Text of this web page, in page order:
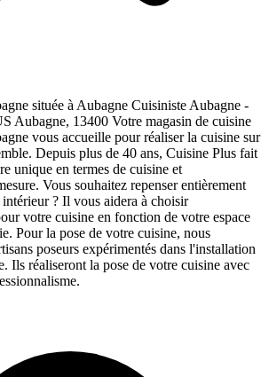
située à Aubagne Cuisiniste Aubagne -
Aubagne, 13400 Votre magasin de cuisine
vous accueille pour réaliser la cuisine sur
Depuis plus de 40 ans, Cuisine Plus fait
unique en termes de cuisine et
Vous souhaitez repenser entièrement
? Il vous aidera à choisir
votre cuisine en fonction de votre espace
Pour la pose de votre cuisine, nous
poseurs expérimentés dans l'installation
Ils réaliseront la pose de votre cuisine avec